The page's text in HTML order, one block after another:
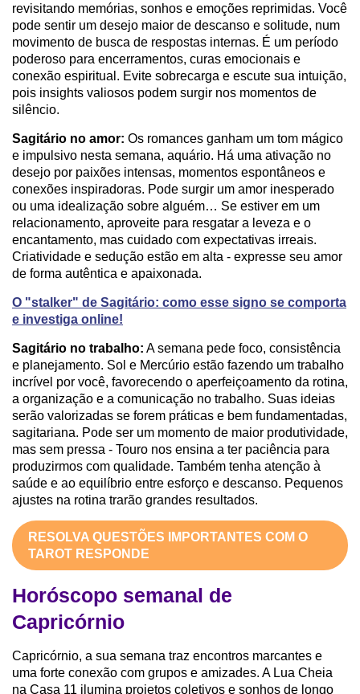
revisitando memórias, sonhos e emoções reprimidas. Você
pode sentir um desejo maior de descanso e solitude, num
movimento de busca de respostas internas. É um período
poderoso para encerramentos, curas emocionais e
conexão espiritual. Evite sobrecarga e escute sua intuição,
pois insights valiosos podem surgir nos momentos de
silêncio.
Sagitário no amor: Os romances ganham um tom mágico
e impulsivo nesta semana, aquário. Há uma ativação no
desejo por paixões intensas, momentos espontâneos e
conexões inspiradoras. Pode surgir um amor inesperado
ou uma idealização sobre alguém… Se estiver em um
relacionamento, aproveite para resgatar a leveza e o
encantamento, mas cuidado com expectativas irreais.
Criatividade e sedução estão em alta - expresse seu amor
de forma autêntica e apaixonada.
O "stalker" de Sagitário: como esse signo se comporta
e investiga online!
Sagitário no trabalho: A semana pede foco, consistência
e planejamento. Sol e Mercúrio estão fazendo um trabalho
incrível por você, favorecendo o aperfeiçoamento da rotina,
a organização e a comunicação no trabalho. Suas ideias
serão valorizadas se forem práticas e bem fundamentadas,
sagitariana. Pode ser um momento de maior produtividade,
mas sem pressa - Touro nos ensina a ter paciência para
produzirmos com qualidade. Também tenha atenção à
saúde e ao equilíbrio entre esforço e descanso. Pequenos
ajustes na rotina trarão grandes resultados.
RESOLVA QUESTÕES IMPORTANTES COM O
TAROT RESPONDE
Horóscopo semanal de
Capricórnio
Capricórnio, a sua semana traz encontros marcantes e
uma forte conexão com grupos e amizades. A Lua Cheia
na Casa 11 ilumina projetos coletivos e sonhos de longo